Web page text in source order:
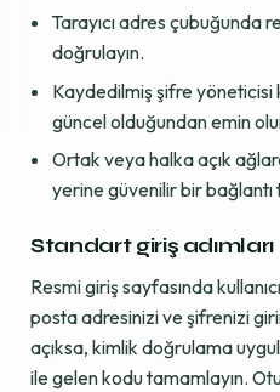
Tarayıcı adres çubuğunda
doğrulayın.
Kaydedilmiş şifre yöneticisi
güncel olduğundan emin
Ortak veya halka açık
yerine güvenilir bir bağlantı
Standart giriş adımları
Resmi giriş sayfasında
posta adresinizi ve şifrenizi
açıksa, kimlik doğrulama
ile gelen kodu tamamlayın.